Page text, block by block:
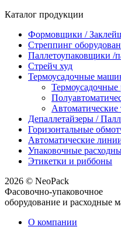
Каталог продукции
Формовщики /
Стреппинг
Паллетоупаковщики /
Стрейч худ
Термоусадочные
Депаллетайзеры /
Горизонтальные
Автоматические
Упаковочные
Этикетки и риббоны
2026 © NeoPack
Фасовочно-упаковочное
оборудование и расходные
О компании